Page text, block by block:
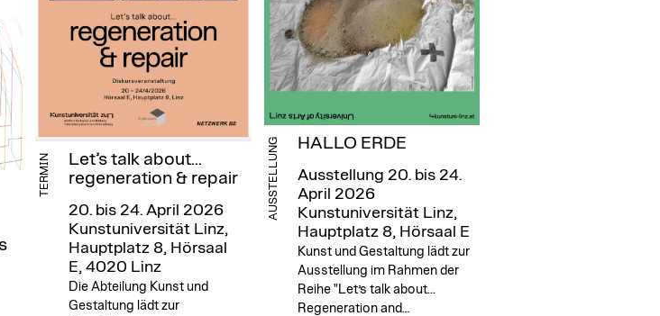
AUSSTELLUNG HALLO ERDE
Ausstellung 20. bis 24.
April 2026
Kunstuniversität Linz,
Hauptplatz 8, Hörsaal E
Kunst und Gestaltung lädt zur
Ausstellung im Rahmen der
Reihe "Let’s talk about...
Regeneration and…
TERMIN
Let’s talk about...
regeneration & repair
20. bis 24. April 2026
Kunstuniversität Linz,
Hauptplatz 8, Hörsaal
E, 4020 Linz
Die Abteilung Kunst und
Gestaltung lädt zur